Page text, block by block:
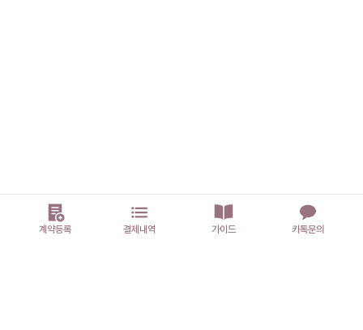
계약등록 결제내역 가이드 카톡문의